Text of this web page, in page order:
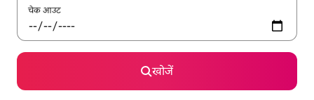
चेक आउट
खोजें